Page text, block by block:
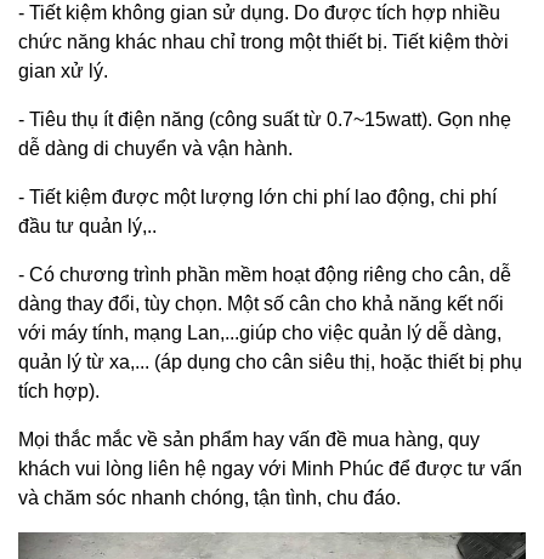
- Tiết kiệm không gian sử dụng. Do được tích hợp nhiều
chức năng khác nhau chỉ trong một thiết bị. Tiết kiệm thời
gian xử lý.
- Tiêu thụ ít điện năng (công suất từ 0.7~15watt). Gọn nhẹ
dễ dàng di chuyển và vận hành.
- Tiết kiệm được một lượng lớn chi phí lao động, chi phí
đầu tư quản lý,..
- Có chương trình phần mềm hoạt động riêng cho cân, dễ
dàng thay đổi, tùy chọn. Một số cân cho khả năng kết nối
với máy tính, mạng Lan,...giúp cho việc quản lý dễ dàng,
quản lý từ xa,... (áp dụng cho cân siêu thị, hoặc thiết bị phụ
tích hợp).
Mọi thắc mắc về sản phẩm hay vấn đề mua hàng, quy
khách vui lòng liên hệ ngay với Minh Phúc để được tư vấn
và chăm sóc nhanh chóng, tận tình, chu đáo.